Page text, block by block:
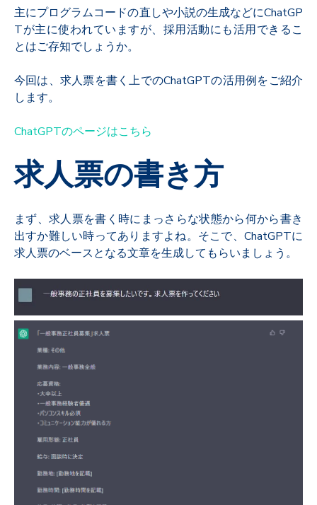
主にプログラムコードの直しや小説の生成などにChatGP
Tが主に使われていますが、採用活動にも活用できるこ
とはご存知でしょうか。
今回は、求人票を書く上でのChatGPTの活用例をご紹介
します。
ChatGPTのページはこちら
求人票の書き方
まず、求人票を書く時にまっさらな状態から何から書き
出すか難しい時ってありますよね。そこで、ChatGPTに
求人票のベースとなる文章を生成してもらいましょう。